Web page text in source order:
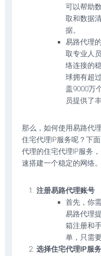
可以帮助
取和数据
据。
易路代理
取专业人
络连接的
球拥有超
盖9000万
员提供了
那么，如何使用易路代
住宅代理IP服务呢？下
代理的住宅代理IP服务
速搭建一个稳定的网络。
注册易路代理账号
首先，你
易路代理
箱注册和
单，只需
选择住宅代理IP服务